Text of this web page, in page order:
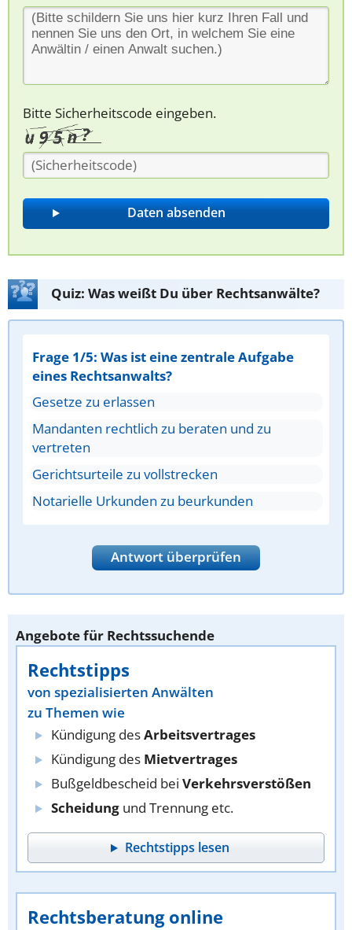
Bitte Sicherheitscode eingeben.
Quiz: Was weißt Du über Rechtsanwälte?
Frage 1/5: Was ist eine zentrale Aufgabe
eines Rechtsanwalts?
Gesetze zu erlassen
Mandanten rechtlich zu beraten und zu
vertreten
Gerichtsurteile zu vollstrecken
Notarielle Urkunden zu beurkunden
Antwort überprüfen
Angebote für Rechtssuchende
Rechtstipps
von spezialisierten Anwälten
zu Themen wie
Kündigung desArbeitsvertrages
Kündigung des Mietvertrages
Bußgeldbescheid bei Verkehrsverstößen
Scheidung und Trennung etc.
Rechtstipps lesen
Rechtsberatung online